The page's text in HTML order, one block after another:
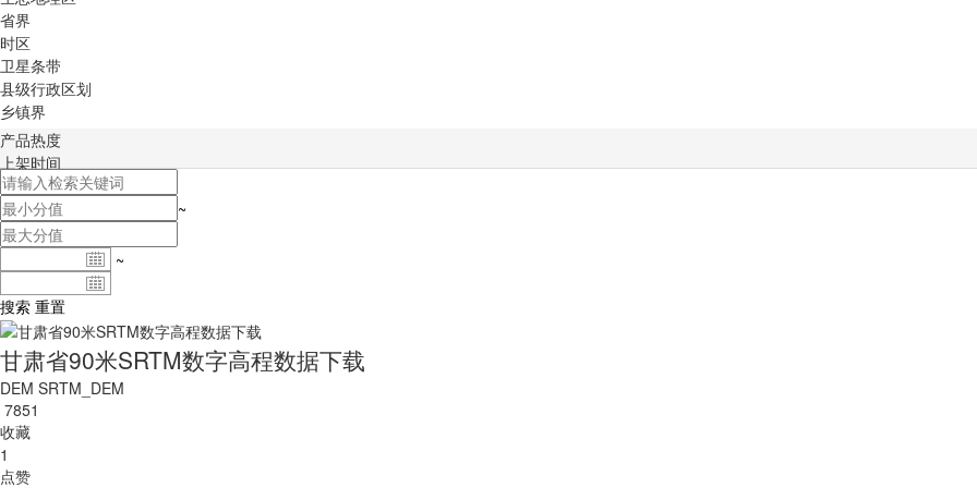
省界
时区
卫星条带
县级行政区划
乡镇界
产品热度
上架时间
积分排序
~
~
搜索 重置
甘肃省90米SRTM数字高程数据下载
DEM SRTM_DEM
7851
收藏
1
点赞